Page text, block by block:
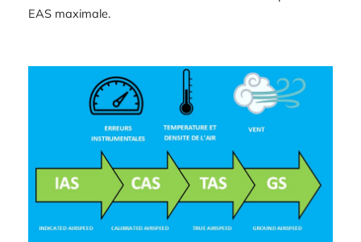
EAS maximale.